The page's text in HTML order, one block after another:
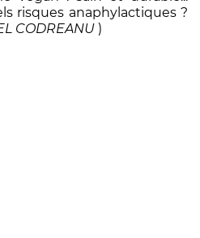
risques anaphylactiques ?
CODREANU )